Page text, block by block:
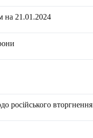
на 21.01.2024
російського вторгнення